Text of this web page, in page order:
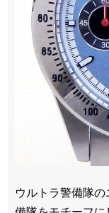
ウルトラ警備隊